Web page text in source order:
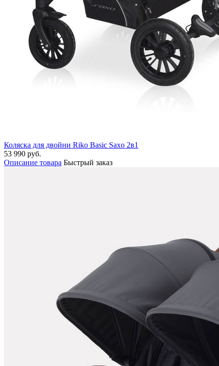
Коляска для двойни Riko Basic Saxo 2в1
53 990 руб.
Описание товара Быстрый заказ